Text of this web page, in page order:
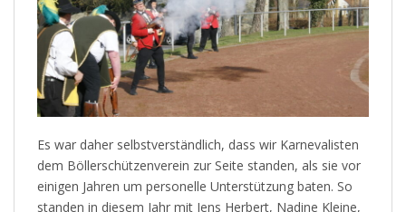
Es war daher selbstverständlich, dass wir Karnevalisten
dem Böllerschützenverein zur Seite standen, als sie vor
einigen Jahren um personelle Unterstützung baten. So
standen in diesem Jahr mit Jens Herbert, Nadine Kleine,